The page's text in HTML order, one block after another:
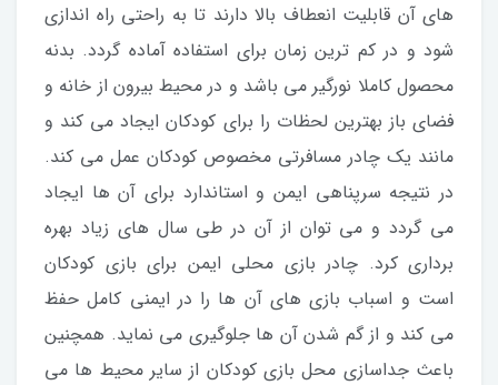
های آن قابلیت انعطاف بالا دارند تا به راحتی راه اندازی
شود و در کم ترین زمان برای استفاده آماده گردد. بدنه
محصول کاملا نورگیر می باشد و در محیط بیرون از خانه و
فضای باز بهترین لحظات را برای کودکان ایجاد می کند و
مانند یک چادر مسافرتی مخصوص کودکان عمل می کند.
در نتیجه سرپناهی ایمن و استاندارد برای آن ها ایجاد
می گردد و می توان از آن در طی سال های زیاد بهره
برداری کرد. چادر بازی محلی ایمن برای بازی کودکان
است و اسباب بازی های آن ها را در ایمنی کامل حفظ
می کند و از گم شدن آن ها جلوگیری می نماید. همچنین
باعث جداسازی محل بازی کودکان از سایر محیط ها می